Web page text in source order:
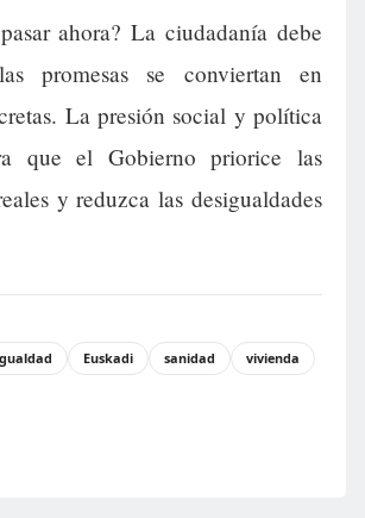
ahora? La ciudadanía debe
promesas se conviertan en
La presión social y política
que el Gobierno priorice las
y reduzca las desigualdades
Euskadi sanidad vivienda